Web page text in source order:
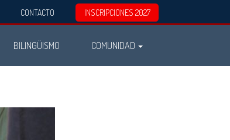
CONTACTO INSCRIPCIONES 2027
BILINGÜISMO COMUNIDAD